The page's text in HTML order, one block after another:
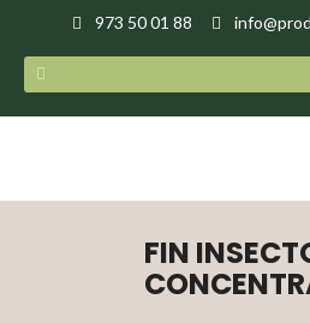
973 50 01 88
FIN